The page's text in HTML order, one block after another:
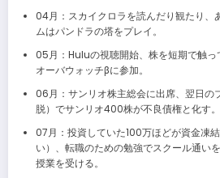
04月：スカイクロラを読んだり観たり、
ムはパンドラの塔をプレイ。
05月：Huluの視聴開始、株を短期で触っ
オーバウォッチβに参加。
06月：サンリオ株主総会に出席、翌日の
脱）でサンリオ400株が不良債権と化す。
07月：投資していた100万ほどが資金凍
い）、転職のための勉強でスクール通い
授業を受ける。